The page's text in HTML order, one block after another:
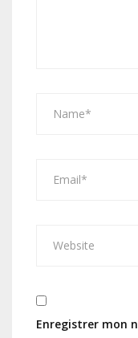
Enregistrer mon